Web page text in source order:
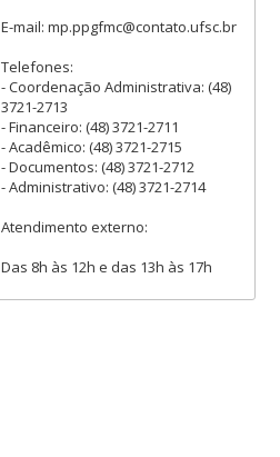
E-mail: mp.ppgfmc@contato.ufsc.br
Telefones:
- Coordenação Administrativa: (48)
3721-2713
- Financeiro: (48) 3721-2711
- Acadêmico: (48) 3721-2715
- Documentos: (48) 3721-2712
- Administrativo: (48) 3721-2714
Atendimento externo:
Das 8h às 12h e das 13h às 17h